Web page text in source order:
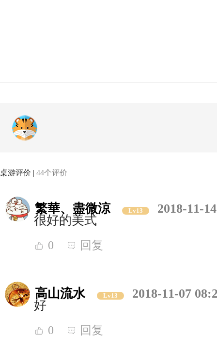
桌游评价 | 44个评价
繁華、盡微涼 Lv13
2018-11-
很好的美式
0 回复
高山流水 Lv13
2018-11-07
好
0 回复